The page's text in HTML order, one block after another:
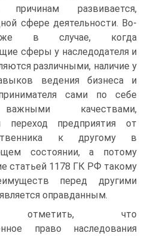
причинам развивается,
сфере деятельности. Во-
в случае, когда
сферы у наследодателя и
различными, наличие у
ведения бизнеса и
сами по себе
качествами,
переход предприятия от
к другому в
состоянии, а потому
статьей 1178 ГК РФ такому
перед другими
оправданным.
отметить, что
право наследования